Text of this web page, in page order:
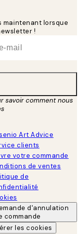
maintenant lorsque
!
savoir comment nous
Art Advice
clients
votre commande
de ventes
de
d'annulation
commande
les cookies